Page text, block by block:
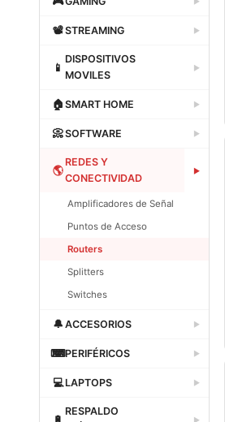
Dataland
📽STREAMING ▶
Dataland
📱
DISPOSITIVOS
MOVILES
▶
Dataland
🏠 SMART HOME ▶
Dataland
📀SOFTWARE ▶
Dataland
🌎
REDES Y
CONECTIVIDAD
▶
Amplificadores de Señal
Puntos de Acceso
Routers
Splitters
Switches
Dataland
🔔 ACCESORIOS ▶
Dataland
⌨PERIFÉRICOS ▶
Dataland
💻LAPTOPS ▶
Dataland
🔋
RESPALDO
▶